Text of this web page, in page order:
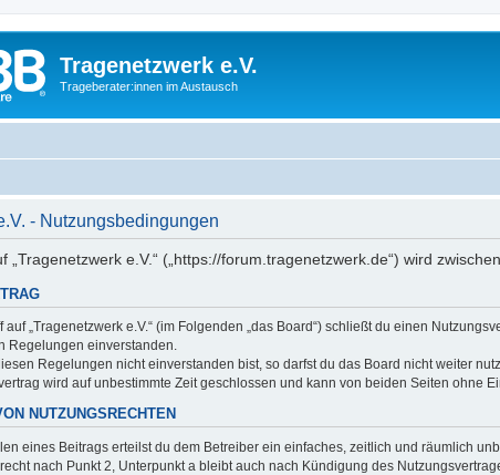
Tragenetzwerk e.V.
Trageberater:innen im Austausch
- Nutzungsbedingungen
„Tragenetzwerk e.V.“ („https://forum.tragenetzwerk.de“) wird
auf „Tragenetzwerk e.V.“ (im Folgenden „das Board“) schließt du einen
Regelungen einverstanden.
Regelungen nicht einverstanden bist, so darfst du das Board nicht weiter
wird auf unbestimmte Zeit geschlossen und kann von beiden Seiten ohne
NUTZUNGSRECHTEN
eines Beitrags erteilst du dem Betreiber ein einfaches, zeitlich und räumlich
nach Punkt 2, Unterpunkt a bleibt auch nach Kündigung des